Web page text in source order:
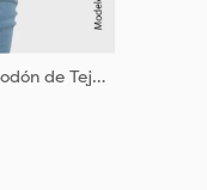
Polo Slim Fit Para Mujer Algodón de Tejido de Punto